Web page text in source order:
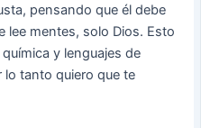
pensando que él debe
lee mentes, solo Dios. Esto
y lenguajes de
lo tanto quiero que te